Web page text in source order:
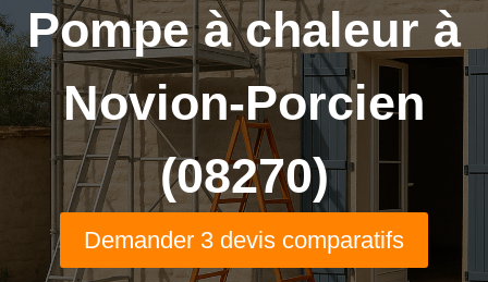
Pompe à chaleur à
Novion-Porcien
(08270)
Demander 3 devis comparatifs